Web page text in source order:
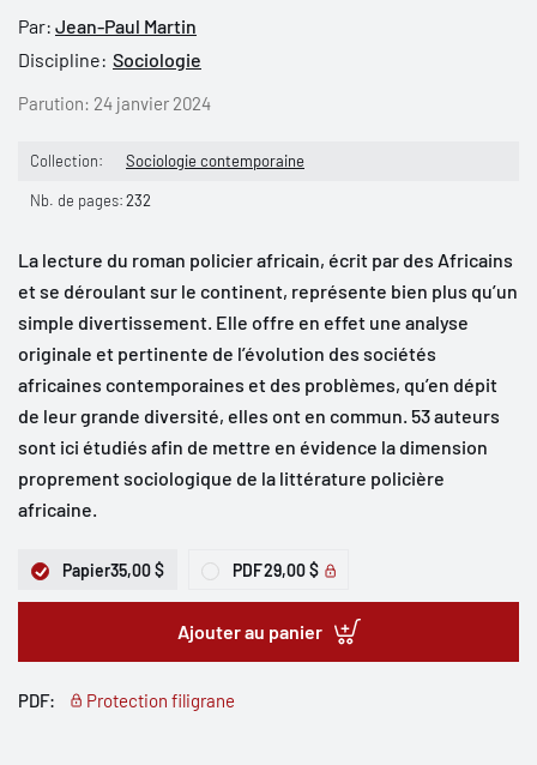
Par: Jean-Paul Martin
Discipline: Sociologie
Parution: 24 janvier 2024
Collection: Sociologie contemporaine
Nb. de pages:232
La lecture du roman policier africain, écrit par des Africains
et se déroulant sur le continent, représente bien plus qu’un
simple divertissement. Elle offre en effet une analyse
originale et pertinente de l’évolution des sociétés
africaines contemporaines et des problèmes, qu’en dépit
de leur grande diversité, elles ont en commun. 53 auteurs
sont ici étudiés afin de mettre en évidence la dimension
proprement sociologique de la littérature policière
africaine.
Papier35,00 $ PDF29,00 $
Ajouter au panier
PDF: Protection filigrane